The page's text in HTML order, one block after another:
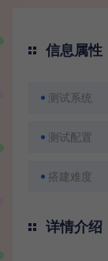
信息属性
测试系统
测试配置
搭建难度
详情介绍